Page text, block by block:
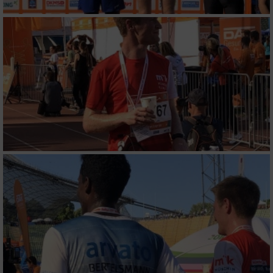
Verwendung von Profilen zur Auswahl
personalisierter Inhalte
Messung der Werbeleistung
Messung der Performance von Inhalten
Analyse von Zielgruppen durch Statistiken
oder Kombinationen von Daten aus
verschiedenen Quellen
Entwicklung und Verbesserung der Angebote
Verwendung reduzierter Daten zur Auswahl
von Inhalten
IAB-Besonderheiten:
Verwendung genauer Standortdaten